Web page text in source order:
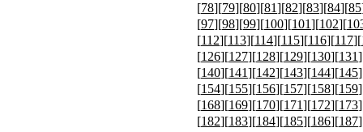
[78][79][80][81][82][83][84][85
[97][98][99][100][101][102][
[112][113][114][115][116][117][
[126][127][128][129][130][131
[140][141][142][143][144][145
[154][155][156][157][158][159
[168][169][170][171][172][173
[182][183][184][185][186][187